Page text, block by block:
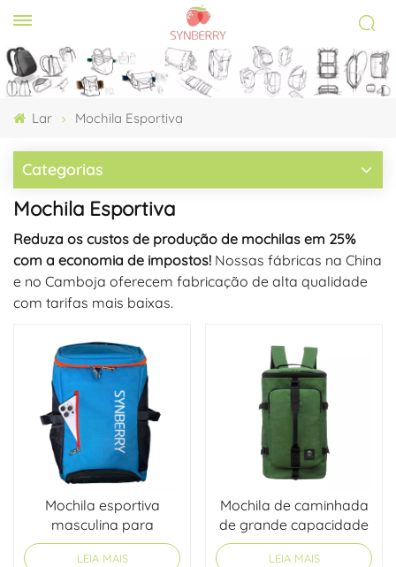
Lar Mochila Esportiva
Categorias
Mochila Esportiva
Reduza os custos de produção de mochilas em 25%
com a economia de impostos! Nossas fábricas na China
e no Camboja oferecem fabricação de alta qualidade
com tarifas mais baixas.
Mochila esportiva
masculina para
atividades ao ar livre
LEIA MAIS
Mochila de caminhada
de grande capacidade
LEIA MAIS